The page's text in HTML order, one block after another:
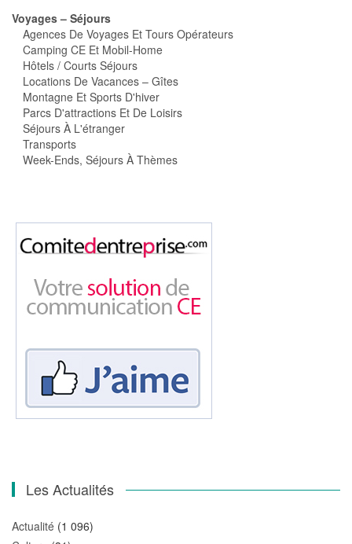
Voyages – Séjours
Agences De Voyages Et Tours Opérateurs
Camping CE Et Mobil-Home
Hôtels / Courts Séjours
Locations De Vacances – Gîtes
Montagne Et Sports D'hiver
Parcs D'attractions Et De Loisirs
Séjours À L'étranger
Transports
Week-Ends, Séjours À Thèmes
Les Actualités
Actualité (1 096)